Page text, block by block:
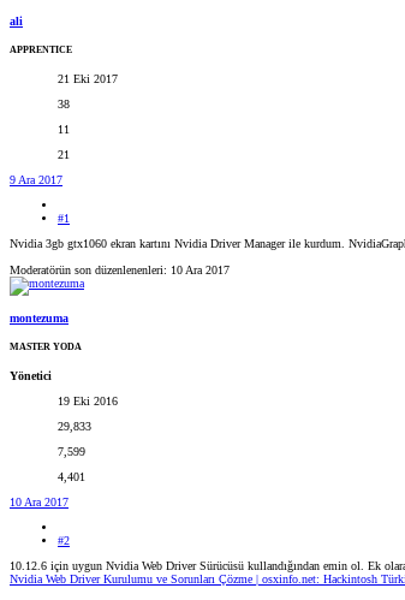
ali
APPRENTICE
21 Eki 2017
38
11
21
9 Ara 2017
#1
Nvidia 3gb gtx1060 ekran kartını Nvidia Driver Manager ile kurdum.
Moderatörün son düzenlenenleri: 10 Ara 2017
montezuma
MASTER YODA
Yönetici
19 Eki 2016
29,833
7,599
4,401
10 Ara 2017
#2
10.12.6 için uygun Nvidia Web Driver Sürücüsü kullandığından emin ol. Ek
Nvidia Web Driver Kurulumu ve Sorunları Çözme | osxinfo.net: Hackintosh